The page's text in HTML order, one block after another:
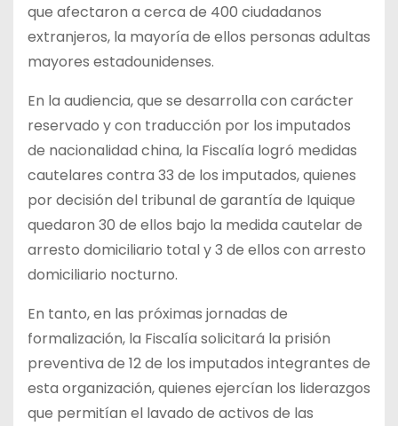
que afectaron a cerca de 400 ciudadanos
extranjeros, la mayoría de ellos personas adultas
mayores estadounidenses.
En la audiencia, que se desarrolla con carácter
reservado y con traducción por los imputados
de nacionalidad china, la Fiscalía logró medidas
cautelares contra 33 de los imputados, quienes
por decisión del tribunal de garantía de Iquique
quedaron 30 de ellos bajo la medida cautelar de
arresto domiciliario total y 3 de ellos con arresto
domiciliario nocturno.
En tanto, en las próximas jornadas de
formalización, la Fiscalía solicitará la prisión
preventiva de 12 de los imputados integrantes de
esta organización, quienes ejercían los liderazgos
que permitían el lavado de activos de las